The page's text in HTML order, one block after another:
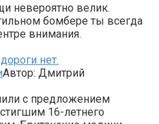
невероятно велик.
бомбере ты всегда
внимания.
нет.
Автор: Дмитрий
с предложением
16-летнего